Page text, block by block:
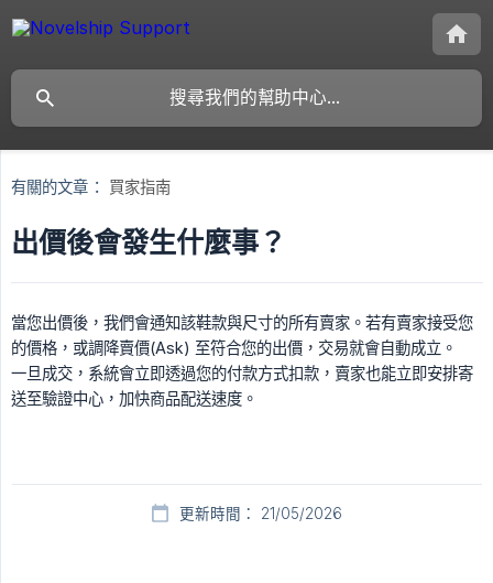
有關的文章： 買家指南
出價後會發生什麼事？
當您出價後，我們會通知該鞋款與尺寸的所有賣家。若有賣家接受您
的價格，或調降賣價(Ask) 至符合您的出價，交易就會自動成立。
一旦成交，系統會立即透過您的付款方式扣款，賣家也能立即安排寄
送至驗證中心，加快商品配送速度。
更新時間： 21/05/2026